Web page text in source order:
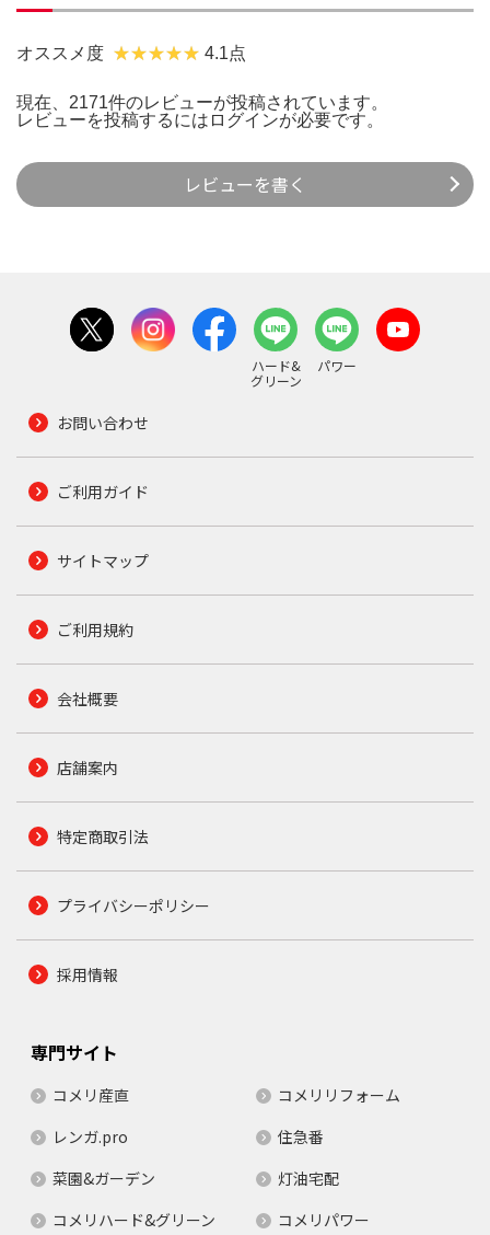
オススメ度 4.1点
現在、2171件のレビューが投稿されています。
レビューを投稿するには ログインが必要です。
レビューを書く
ハード&
グリーン
パワー
お問い合わせ
ご利用ガイド
サイトマップ
ご利用規約
会社概要
店舗案内
特定商取引法
プライバシーポリシー
採用情報
専門サイト
コメリ産直
コメリリフォーム
レンガ.pro
住急番
菜園&ガーデン
灯油宅配
コメリハード&グリーン
コメリパワー